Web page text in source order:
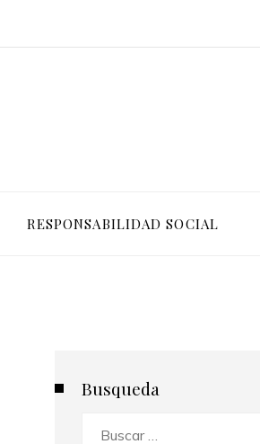
RESPONSABILIDAD SOCIAL
Busqueda